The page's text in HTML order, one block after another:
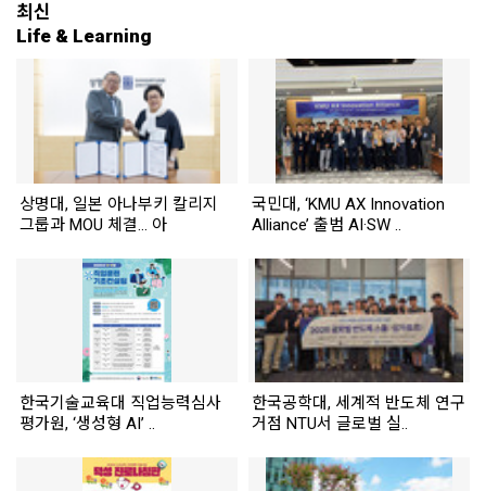
최신
Life & Learning
상명대, 일본 아나부키 칼리지
그룹과 MOU 체결... 아
국민대, ‘KMU AX Innovation
Alliance’ 출범 AI·SW ..
한국기술교육대 직업능력심사
평가원, ‘생성형 AI’ ..
한국공학대, 세계적 반도체 연구
거점 NTU서 글로벌 실..